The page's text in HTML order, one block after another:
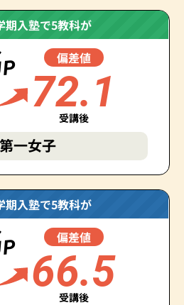
期入塾で5教科が
偏差値
72.1
受講後
一女子
期入塾で5教科が
偏差値
66.5
受講後